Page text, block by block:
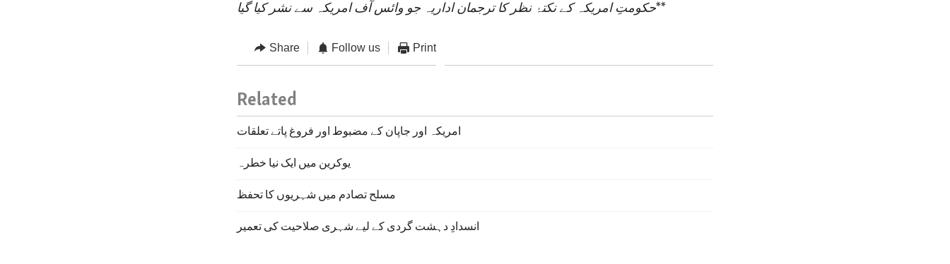
حکومتِ امریکہ کے نکتۂ نظر کا ترجمان اداریہ جو وائس آف امریکہ سے نشر کیا گیا**
Share Follow us Print
Related
امریکہ اور جاپان کے مضبوط اور فروغ پاتے تعلقات
یوکرین میں ایک نیا خطرہ
مسلح تصادم میں شہریوں کا تحفظ
انسدادِ دہشت گردی کے لیے شہری صلاحیت کی تعمیر